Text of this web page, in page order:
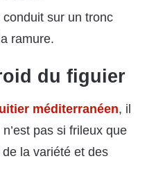
conduit sur un tronc
ramure.
du figuier
méditerranéen, il
pas si frileux que
la variété et des